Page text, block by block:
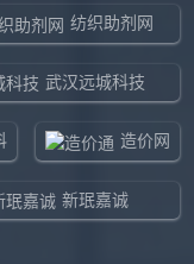
纺织助剂网
武汉远城科技
造价网
新珉嘉诚